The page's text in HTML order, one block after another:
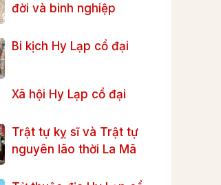
đời và binh nghiệp
Bi kịch Hy Lạp cổ đại
Xã hội Hy Lạp cổ đại
Trật tự kỵ sĩ và Trật tự
nguyên lão thời La Mã